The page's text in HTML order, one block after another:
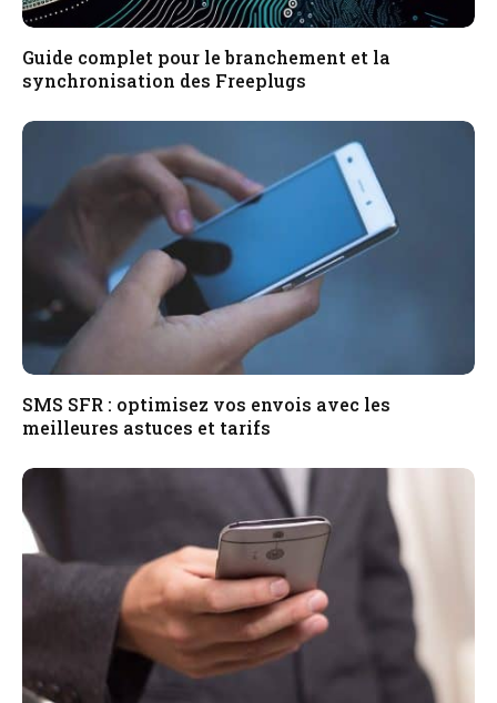
Guide complet pour le branchement et la
synchronisation des Freeplugs
SMS SFR : optimisez vos envois avec les
meilleures astuces et tarifs